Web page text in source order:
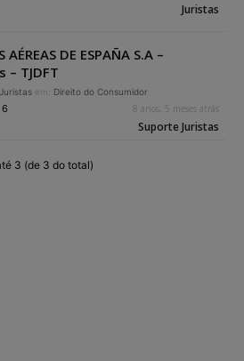
Juristas
AÉREAS DE ESPAÑA S.A –
– TJDFT
em: Direito do Consumidor
6 8 anos, 5 meses atrás
Suporte Juristas
3 (de 3 do total)